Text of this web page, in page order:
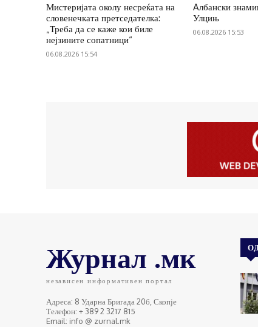
Мистеријата околу несреќата на
словенечката претседателка:
„Треба да се каже кои биле
нејзините сопатници“
06.08.2026 15:54
Aлбански
Улцињ
06.08.2026 15:53
Журнал .мк
независен информативен портал
Адреса: 8 Ударна Бригада 20б, Скопје
Телефон: + 389 2 3217 815
Email: info @ zurnal.mk